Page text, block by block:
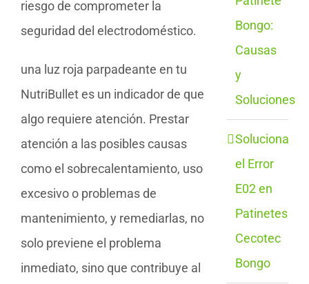
riesgo de comprometer la
seguridad del electrodoméstico.
una luz roja parpadeante en tu
NutriBullet es un indicador de que
algo requiere atención. Prestar
atención a las posibles causas
como el sobrecalentamiento, uso
excesivo o problemas de
mantenimiento, y remediarlas, no
solo previene el problema
inmediato, sino que contribuye al
Bongo:
Causas
y
Soluciones
Soluciona
el Error
E02 en
Patinetes
Cecotec
Bongo